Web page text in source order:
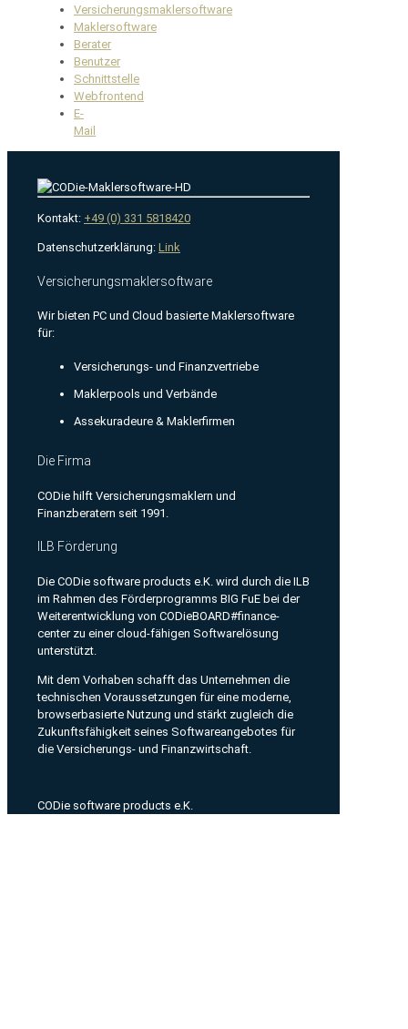
Versicherungsmaklersoftware
Maklersoftware
Berater
Benutzer
Schnittstelle
Webfrontend
E-
Mail
Kontakt: +49 (0) 331 5818420
Datenschutzerklärung: Link
Versicherungsmaklersoftware
Wir bieten PC und Cloud basierte Maklersoftware
für:
Versicherungs- und Finanzvertriebe
Maklerpools und Verbände
Assekuradeure & Maklerfirmen
Die Firma
CODie hilft Versicherungsmaklern und
Finanzberatern seit 1991.
ILB Förderung
Die CODie software products e.K. wird durch die ILB
im Rahmen des Förderprogramms BIG FuE bei der
Weiterentwicklung von CODieBOARD#finance-
center zu einer cloud-fähigen Softwarelösung
unterstützt.
Mit dem Vorhaben schafft das Unternehmen die
technischen Voraussetzungen für eine moderne,
browserbasierte Nutzung und stärkt zugleich die
Zukunftsfähigkeit seines Softwareangebotes für
die Versicherungs- und Finanzwirtschaft.
CODie software products e.K.